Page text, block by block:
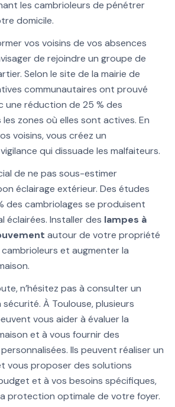
les cambrioleurs de pénétrer
domicile.
vos voisins de vos absences
de rejoindre un groupe de
Selon le site de la mairie de
communautaires ont prouvé
une réduction de 25 % des
zones où elles sont actives. En
voisins, vous créez un
qui dissuade les malfaiteurs.
de ne pas sous-estimer
éclairage extérieur. Des études
des cambriolages se produisent
éclairées. Installer des lampes à
autour de votre propriété
et augmenter la
n’hésitez pas à consulter un
À Toulouse, plusieurs
vous aider à évaluer la
et à vous fournir des
Ils peuvent réaliser un
vous proposer des solutions
et à vos besoins spécifiques,
protection optimale de votre foyer.